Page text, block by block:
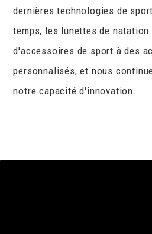
dernières technologies de
temps, les lunettes de natation
d'accessoires de sport à des
personnalisés, et nous
notre capacité d'innovation.